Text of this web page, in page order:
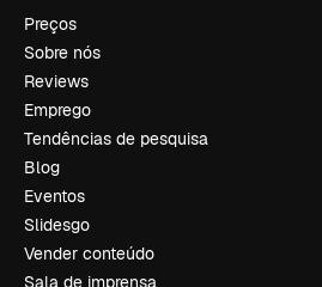
Preços
Sobre nós
Reviews
Emprego
Tendências de pesquisa
Blog
Eventos
Slidesgo
Vender conteúdo
Sala de imprensa